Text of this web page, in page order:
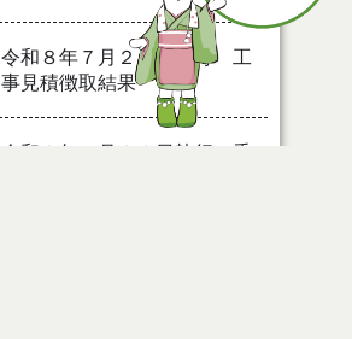
令和８年７月２４日執行 工
事見積徴取結果
令和８年７月２２日執行 委